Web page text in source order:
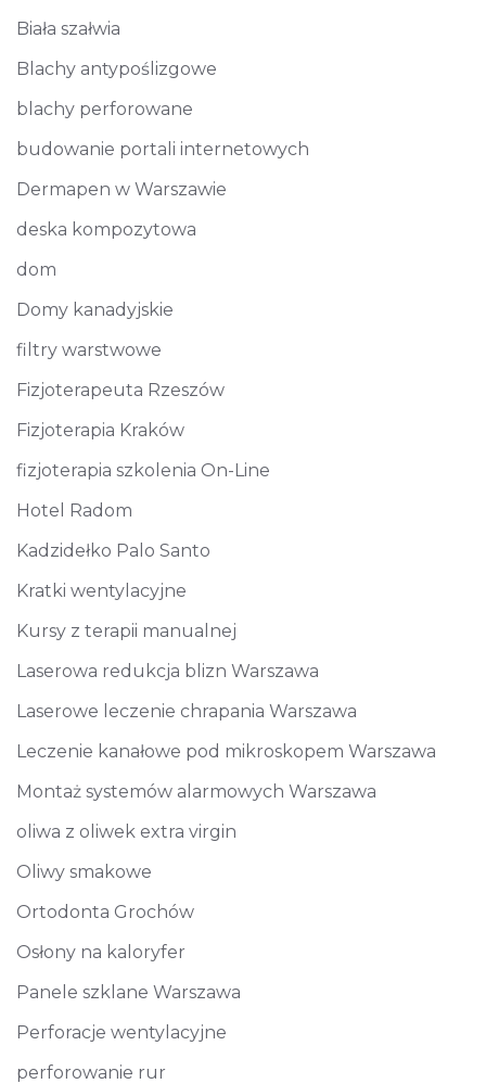
Biała szałwia
Blachy antypoślizgowe
blachy perforowane
budowanie portali internetowych
Dermapen w Warszawie
deska kompozytowa
dom
Domy kanadyjskie
filtry warstwowe
Fizjoterapeuta Rzeszów
Fizjoterapia Kraków
fizjoterapia szkolenia On-Line
Hotel Radom
Kadzidełko Palo Santo
Kratki wentylacyjne
Kursy z terapii manualnej
Laserowa redukcja blizn Warszawa
Laserowe leczenie chrapania Warszawa
Leczenie kanałowe pod mikroskopem Warszawa
Montaż systemów alarmowych Warszawa
oliwa z oliwek extra virgin
Oliwy smakowe
Ortodonta Grochów
Osłony na kaloryfer
Panele szklane Warszawa
Perforacje wentylacyjne
perforowanie rur